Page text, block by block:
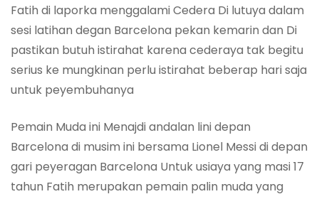
Fatih di laporka menggalami Cedera Di lutuya dalam
sesi latihan degan Barcelona pekan kemarin dan Di
pastikan butuh istirahat karena cederaya tak begitu
serius ke mungkinan perlu istirahat beberap hari saja
untuk peyembuhanya
Pemain Muda ini Menajdi andalan lini depan
Barcelona di musim ini bersama Lionel Messi di depan
gari peyeragan Barcelona Untuk usiaya yang masi 17
tahun Fatih merupakan pemain palin muda yang